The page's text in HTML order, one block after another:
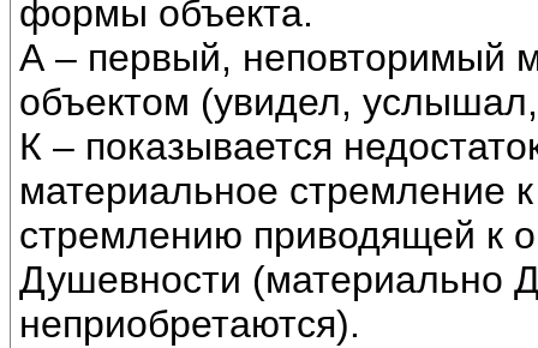
формы объекта.
А – первый, неповторимый
объектом (увидел,
К – показывается
материальное стремление
стремлению приводящей к
Душевности (материально
неприобретаются).